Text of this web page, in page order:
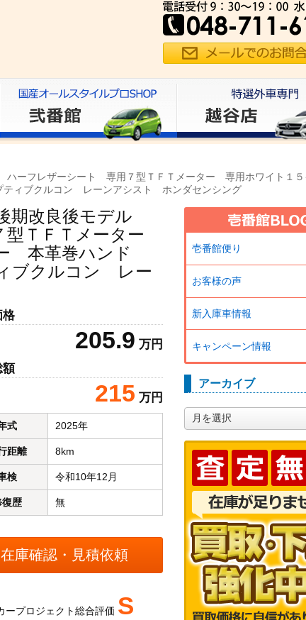
フレザーシート 専用７型ＴＦＴメーター 専用ホワイト１５
ィブクルコン レーンアシスト ホンダセンシング
期改良後モデル
ＴＦＴメーター
本革巻ハンド
ブクルコン レー
格
205.9 万円
額
215 万円
式 2025年
距離 8km
検 令和10年12月
復歴 無
ープロジェクト総合評価 S
壱番館便り
お客様の声
新入庫車情報
キャンペーン情報
アーカイブ
ー
カ